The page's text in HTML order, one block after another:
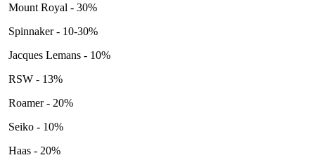
Mount Royal - 30%
Spinnaker - 10-30%
Jacques Lemans - 10%
RSW - 13%
Roamer - 20%
Seiko - 10%
Haas - 20%